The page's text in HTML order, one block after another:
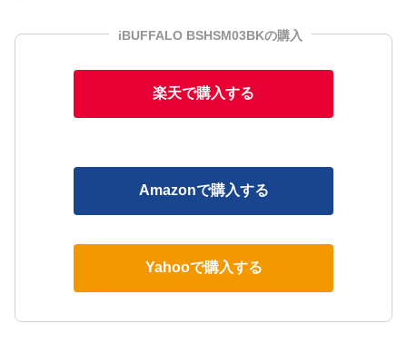
iBUFFALO BSHSM03BKの購入
楽天で購入する
Amazonで購入する
Yahooで購入する